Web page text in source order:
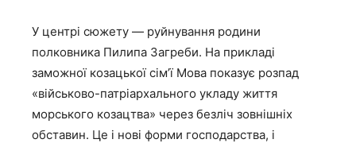
У центрі сюжету — руйнування родини
полковника Пилипа Загреби. На прикладі
заможної козацької сім’ї Мова показує розпад
«військово-патріархального укладу життя
морського козацтва» через безліч зовнішніх
обставин. Це і нові форми господарства, і